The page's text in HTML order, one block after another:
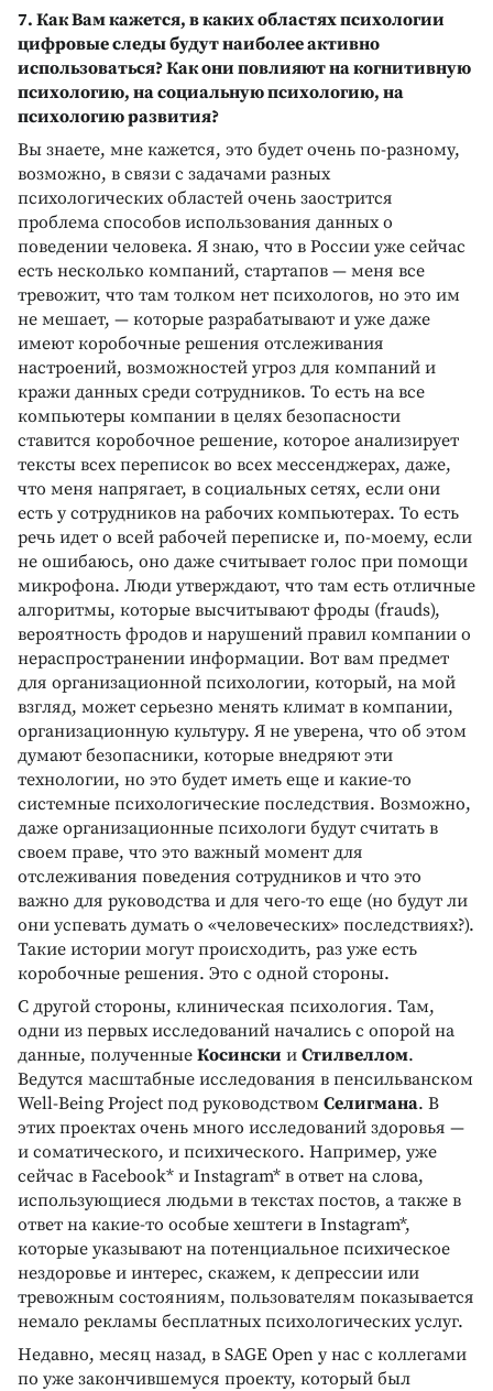
7. Как Вам кажется, в каких областях психологии
цифровые следы будут наиболее активно
использоваться? Как они повлияют на когнитивную
психологию, на социальную психологию, на
психологию развития?
Вы знаете, мне кажется, это будет очень по-разному,
возможно, в связи с задачами разных
психологических областей очень заострится
проблема способов использования данных о
поведении человека. Я знаю, что в России уже сейчас
есть несколько компаний, стартапов — меня все
тревожит, что там толком нет психологов, но это им
не мешает, — которые разрабатывают и уже даже
имеют коробочные решения отслеживания
настроений, возможностей угроз для компаний и
кражи данных среди сотрудников. То есть на все
компьютеры компании в целях безопасности
ставится коробочное решение, которое анализирует
тексты всех переписок во всех мессенджерах, даже,
что меня напрягает, в социальных сетях, если они
есть у сотрудников на рабочих компьютерах. То есть
речь идет о всей рабочей переписке и, по-моему, если
не ошибаюсь, оно даже считывает голос при помощи
микрофона. Люди утверждают, что там есть отличные
алгоритмы, которые высчитывают фроды (frauds),
вероятность фродов и нарушений правил компании о
нераспространении информации. Вот вам предмет
для организационной психологии, который, на мой
взгляд, может серьезно менять климат в компании,
организационную культуру. Я не уверена, что об этом
думают безопасники, которые внедряют эти
технологии, но это будет иметь еще и какие-то
системные психологические последствия. Возможно,
даже организационные психологи будут считать в
своем праве, что это важный момент для
отслеживания поведения сотрудников и что это
важно для руководства и для чего-то еще (но будут ли
они успевать думать о «человеческих» последствиях?).
Такие истории могут происходить, раз уже есть
коробочные решения. Это с одной стороны.
С другой стороны, клиническая психология. Там,
одни из первых исследований начались с опорой на
данные, полученные Косински и Стилвеллом.
Ведутся масштабные исследования в пенсильванском
Well-Being Project под руководством Селигмана. В
этих проектах очень много исследований здоровья —
и соматического, и психического. Например, уже
сейчас в Facebook* и Instagram* в ответ на слова,
использующиеся людьми в текстах постов, а также в
ответ на какие-то особые хештеги в Instagram*,
которые указывают на потенциальное психическое
нездоровье и интерес, скажем, к депрессии или
тревожным состояниям, пользователям показывается
немало рекламы бесплатных психологических услуг.
Недавно, месяц назад, в SAGE Open у нас с коллегами
по уже закончившемуся проекту, который был